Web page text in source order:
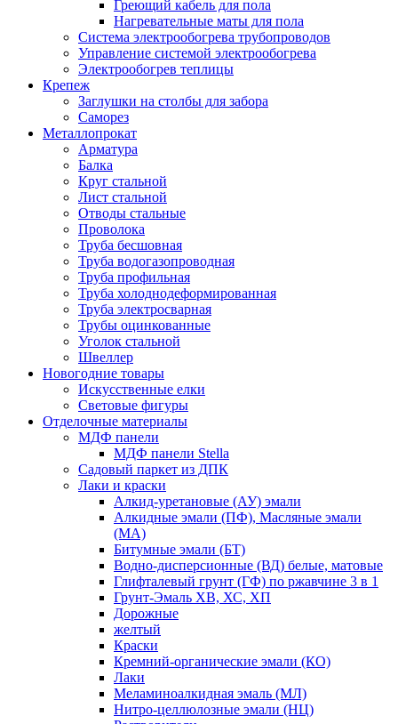
Греющий кабель для пола
Нагревательные маты для пола
Система электрообогрева трубопроводов
Управление системой электрообогрева
Электрообогрев теплицы
Крепеж
Заглушки на столбы для забора
Саморез
Металлопрокат
Арматура
Балка
Круг стальной
Лист стальной
Отводы стальные
Проволока
Труба бесшовная
Труба водогазопроводная
Труба профильная
Труба холоднодеформированная
Труба электросварная
Трубы оцинкованные
Уголок стальной
Швеллер
Новогодние товары
Искусственные елки
Световые фигуры
Отделочные материалы
МДФ панели
МДФ панели Stella
Садовый паркет из ДПК
Лаки и краски
Алкид-уретановые (АУ) эмали
Алкидные эмали (ПФ), Масляные эмали
(МА)
Битумные эмали (БТ)
Водно-дисперсионные (ВД) белые, матовые
Глифталевый грунт (ГФ) по ржавчине 3 в 1
Грунт-Эмаль ХВ, ХС, ХП
Дорожные
желтый
Краски
Кремний-органические эмали (КО)
Лаки
Меламиноалкидная эмаль (МЛ)
Нитро-целлюлозные эмали (НЦ)